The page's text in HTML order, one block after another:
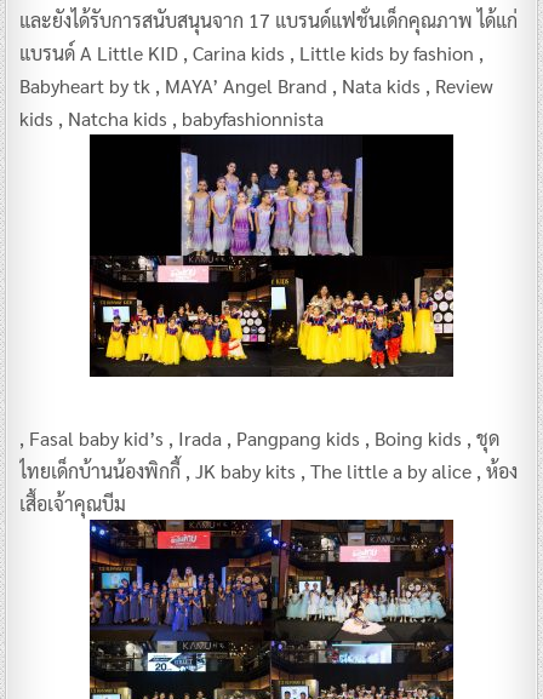
และยังได้รับการสนับสนุนจาก 17 แบรนด์แฟชั่นเด็กคุณภาพ ได้แก่
แบรนด์ A Little KID , Carina kids , Little kids by fashion ,
Babyheart by tk , MAYA’ Angel Brand , Nata kids , Review
kids , Natcha kids , babyfashionnista
, Fasal baby kid’s , Irada , Pangpang kids , Boing kids , ชุด
ไทยเด็กบ้านน้องพิกกี้ , JK baby kits , The little a by alice , ห้อง
เสื้อเจ้าคุณบีม